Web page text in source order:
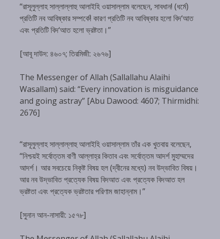
“রাসূলুল্লাহ সাল্লাল্লাহু আলাইহি ওয়াসাল্লাম বলেছেন, সাবধান! (ধর্মে)
প্রতিটি নব আবিষ্কার সম্পর্কে! কারণ প্রতিটি নব আবিষ্কার হলো বিদ‘আত
এবং প্রতিটি বিদ‘আত হলো ভ্রষ্টতা।”
[আবূ দাউদ: ৪৬০৭; তিরমিজী: ২৬৭৬]
The Messenger of Allah (Sallallahu Alaihi
Wasallam) said: “Every innovation is misguidance
and going astray” [Abu Dawood: 4607; Thirmidhi:
2676]
“রাসূলুল্লাহ সাল্লাল্লাহু আলাইহি ওয়াসাল্লাম তাঁর এক খুতবায় বলেছেন,
“নিশ্চয়ই সর্বোত্তম বাণী আল্লাহ্‌র কিতাব এবং সর্বোত্তম আদর্শ মুহাম্মদের
আদর্শ। আর সবচেয়ে নিকৃষ্ট বিষয় হল (দ্বীনের মধ্যে) নব উদ্ভাবিত বিষয়।
আর নব উদ্ভাবিত প্রত্যেক বিষয় বিদআত এবং প্রত্যেক বিদআত হল
ভ্রষ্টতা এবং প্রত্যেক ভ্রষ্টতার পরিণাম জাহান্নাম।”
[সুনান আন-নাসায়ী: ১৫৭৮]